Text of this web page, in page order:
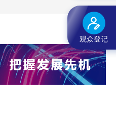
观众登记